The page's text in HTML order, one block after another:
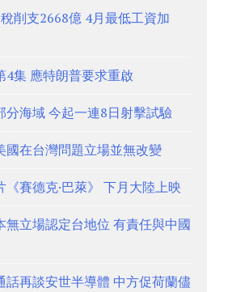
削支2668億 4月最低工資加
4集 應特朗普要求重啟
分海域 今起一連8日射擊試驗
國在台灣問題立場並無改變
《賽德克·巴萊》 下月大陸上映
無立場認定台地位 有責任與中國
話再談安世半導體 中方促荷蘭儘